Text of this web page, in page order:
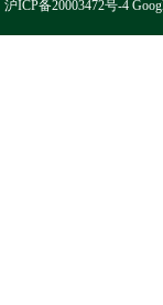
沪ICP备20003472号-4